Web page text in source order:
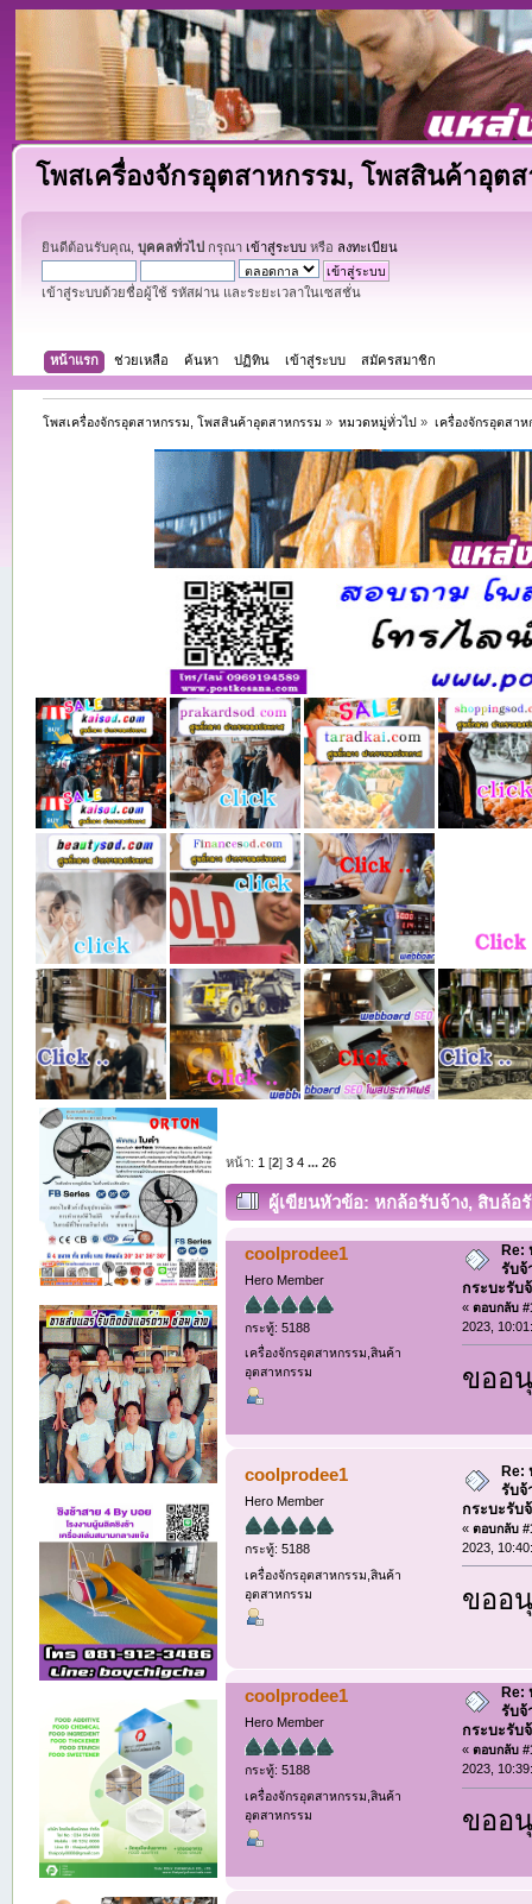
โพสเครื่องจักรอุตสาหกรรม, โพสสินค้าอุต
ยินดีต้อนรับคุณ, บุคคลทั่วไป กรุณา เข้าสู่ระบบหรือ ลงทะเบียน
เข้าสู่ระบบด้วยชื่อผู้ใช้ รหัสผ่าน และระยะเวลาในเซสชั่น
หน้าแรก ช่วยเหลือ ค้นหา ปฏิทิน เข้าสู่ระบบ สมัครสมาชิก
โพสเครื่องจักรอุตสาหกรรม, โพสสินค้าอุตสาหกรรม » หมวดหมู่ทั่วไป » เครื่องจักรอุตสา
หน้า: 1 [2] 3 4 ... 26
ผู้เขียนหัวข้อ: หกล้อรับจ้าง, สิบล้อ
รับจ้าง (อ่าน 19107 ครั้ง)
coolprodee1
Hero Member
กระทู้: 5188
เครื่องจักรอุตสาหกรรม,สินค้า
อุตสาหกรรม
Re:
รับจ้
กระบะรับ
«ตอบกลับ
2023,
ขออ
coolprodee1
Hero Member
กระทู้: 5188
เครื่องจักรอุตสาหกรรม,สินค้า
อุตสาหกรรม
Re:
รับจ้
กระบะรับ
«ตอบกลับ
2023,
ขออ
coolprodee1
Hero Member
กระทู้: 5188
เครื่องจักรอุตสาหกรรม,สินค้า
อุตสาหกรรม
Re:
รับจ้
กระบะรับ
«ตอบกลับ
2023,
ขออ